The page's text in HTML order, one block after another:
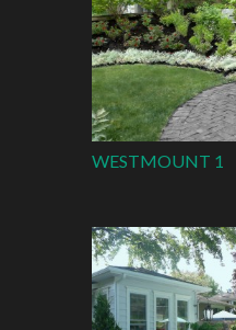
WESTMOUNT 1